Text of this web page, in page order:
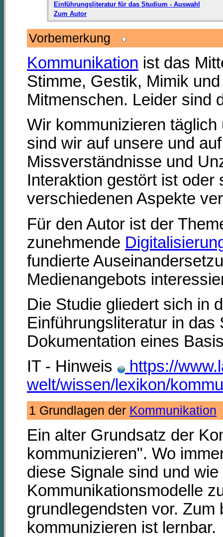
Einführungsliteratur für das Studium - Auswahl
Zum Autor
Vorbemerkung
Kommunikation ist das
Stimme, Gestik, Mimik
Mitmenschen. Leider sind
Wir kommunizieren
sind wir auf unsere und
Missverständnisse und
Interaktion gestört ist
verschiedenen Aspekte
Für den Autor ist der
zunehmende
fundierte
Medienangebots
Die Studie gliedert sich in
Einführungsliteratur in
Dokumentation eines
IT - Hinweis
https://
welt/wissen/lexikon/
1 Grundlagen der Kommunikation
Ein alter Grundsatz der
kommunizieren". Wo
diese Signale sind und wie
Kommunikationsmodelle
grundlegendsten vor.
kommunizieren ist lernbar.